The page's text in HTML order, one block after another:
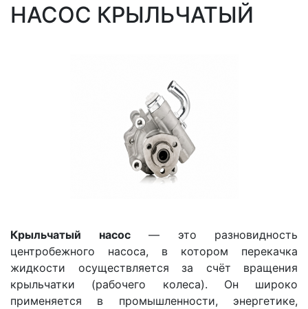
НАСОС КРЫЛЬЧАТЫЙ
Крыльчатый насос— это разновидность
центробежного насоса, в котором перекачка
жидкости осуществляется за счёт вращения
крыльчатки (рабочего колеса). Он широко
применяется в промышленности, энергетике,